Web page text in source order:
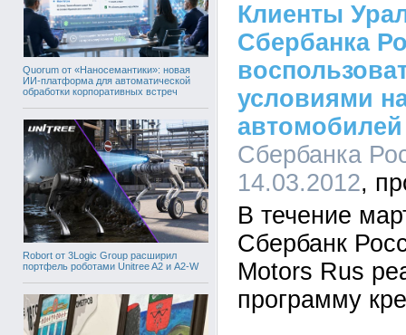
Quorum от «Наносемантики»: новая
ИИ-платформа для автоматической
обработки корпоративных встреч
Robort от 3Logic Group расширил
портфель роботами Unitree A2 и A2-W
Клиенты
Сбербанка
условиями
Сбербанка
14.03.2012
В течение
Сбербанк
Motors Rus
программу